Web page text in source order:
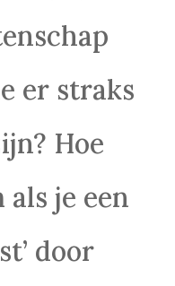
er straks
Hoe
als je een
door